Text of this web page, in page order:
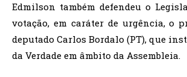
Edmilson também defendeu o
votação, em caráter de urgência, o
deputado Carlos Bordalo (PT), que
da Verdade em âmbito da Assembleia.